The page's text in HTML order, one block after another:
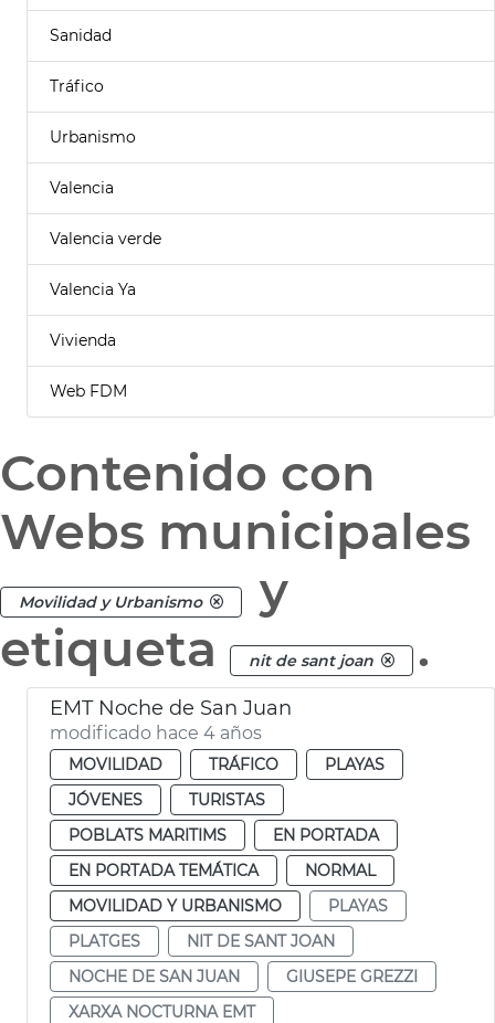
Sanidad
Tráfico
Urbanismo
Valencia
Valencia verde
Valencia Ya
Vivienda
Web FDM
Contenido con
Webs municipales
Movilidad y Urbanismo
y
etiqueta
nit de sant joan .
EMT Noche de San Juan
modificado hace 4 años
MOVILIDAD TRÁFICO
PLAYAS
JÓVENES
TURISTAS
POBLATS MARITIMS
EN PORTADA
EN PORTADA TEMÁTICA
NORMAL
MOVILIDAD Y URBANISMO
PLAYAS
PLATGES
NIT DE SANT JOAN
NOCHE DE SAN JUAN
GIUSEPE GREZZI
XARXA NOCTURNA EMT